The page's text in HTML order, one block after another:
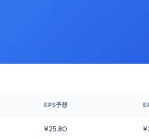
EPS予想
¥25.80